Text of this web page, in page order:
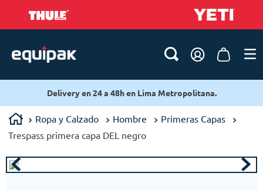
Delivery en 24 a 48h en Lima Metropolitana.
Ropa y Calzado Hombre
Primeras Capas
Trespass primera capa DEL negro